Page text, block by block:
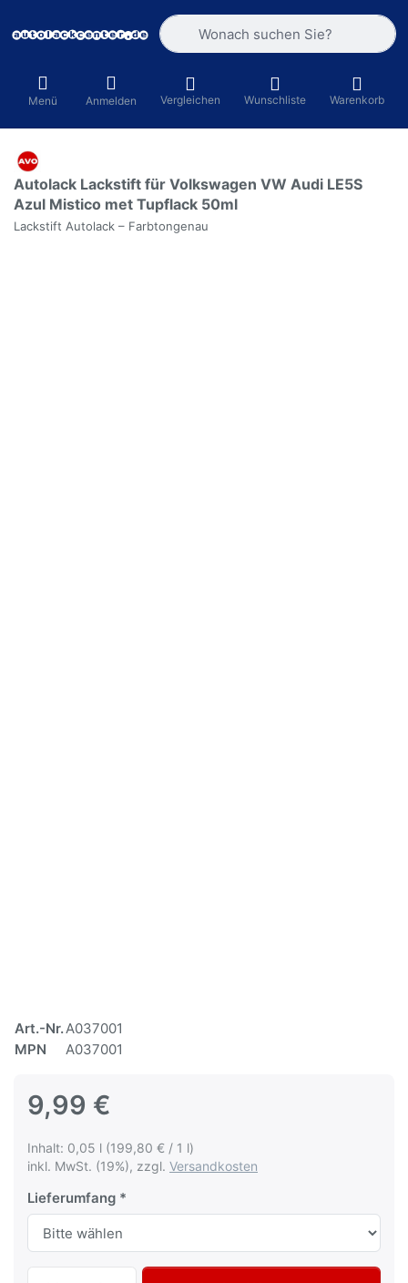
Geben Sie einen Suchbegriff ein.
Menü Anmelden Vergleichen Wunschliste Warenkorb
Autolack Lackstift für Volkswagen VW Audi LE5S
Azul Mistico met Tupflack 50ml
Lackstift Autolack – Farbtongenau
Art.-Nr.A037001
MPN
A037001
9,99 €
Inhalt: 0,05 l (199,80 € / 1 l)
inkl. MwSt. (19%), zzgl. Versandkosten
Lieferumfang
Autolack Lackstift für Volkswagen VW